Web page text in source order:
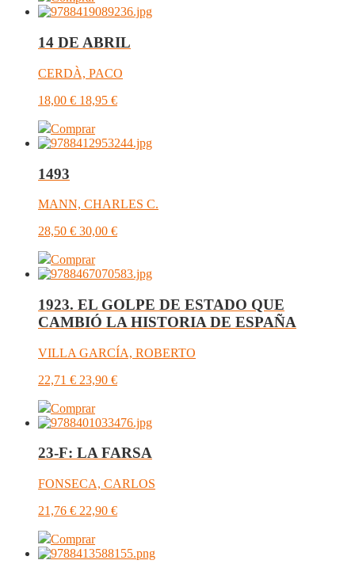
14 DE ABRIL
CERDÀ, PACO
18,00 € 18,95 €
Comprar
1493
MANN, CHARLES C.
28,50 € 30,00 €
Comprar
1923. EL GOLPE DE ESTADO QUE
CAMBIÓ LA HISTORIA DE ESPAÑA
VILLA GARCÍA, ROBERTO
22,71 € 23,90 €
Comprar
23-F: LA FARSA
FONSECA, CARLOS
21,76 € 22,90 €
Comprar